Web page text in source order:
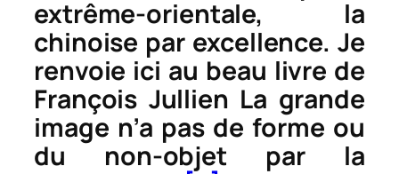
extrême-orientale, la
chinoise par excellence. Je
renvoie ici au beau livre de
François Jullien La grande
image n’a pas de forme ou
du non-objet par la